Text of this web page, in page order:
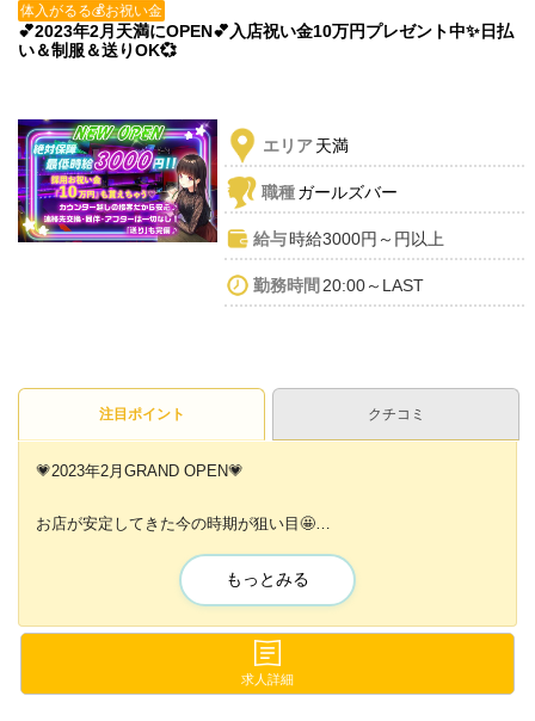
体入がるる💰お祝い金
💕2023年2月天満にOPEN💕入店祝い金10万円プレゼント中✨日払
い＆制服＆送りOK💞
エリア天満
職種ガールズバー
給与時給3000円～円以上
勤務時間 20:00～LAST
注目ポイント クチコミ
💗2023年2月GRAND OPEN💗
お店が安定してきた今の時期が狙い目🤩
🐣派閥などのメンドウな人間関係なし！
🐣常連のお客様が増えてきている最中！
🐣マニュアルが完成する時期なので働きやすい
もっとみる
求人詳細